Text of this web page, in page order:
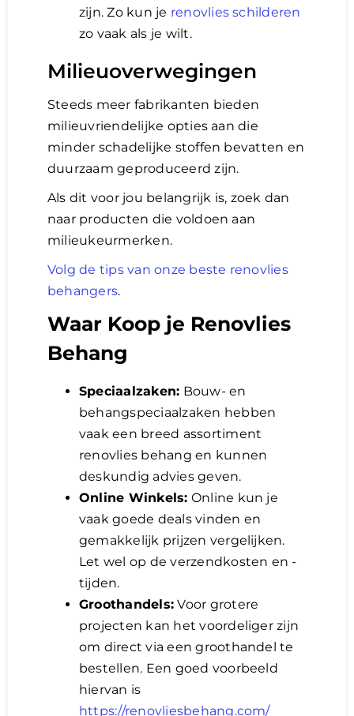
zijn. Zo kun je renovlies schilderen
zo vaak als je wilt.
Milieuoverwegingen
Steeds meer fabrikanten bieden
milieuvriendelijke opties aan die
minder schadelijke stoffen bevatten en
duurzaam geproduceerd zijn.
Als dit voor jou belangrijk is, zoek dan
naar producten die voldoen aan
milieukeurmerken.
Volg de tips van onze beste renovlies
behangers.
Waar Koop je Renovlies
Behang
Speciaalzaken: Bouw- en
behangspeciaalzaken hebben
vaak een breed assortiment
renovlies behang en kunnen
deskundig advies geven.
Online Winkels: Online kun je
vaak goede deals vinden en
gemakkelijk prijzen vergelijken.
Let wel op de verzendkosten en -
tijden.
Groothandels: Voor grotere
projecten kan het voordeliger zijn
om direct via een groothandel te
bestellen. Een goed voorbeeld
hiervan is
https://renovliesbehang.com/